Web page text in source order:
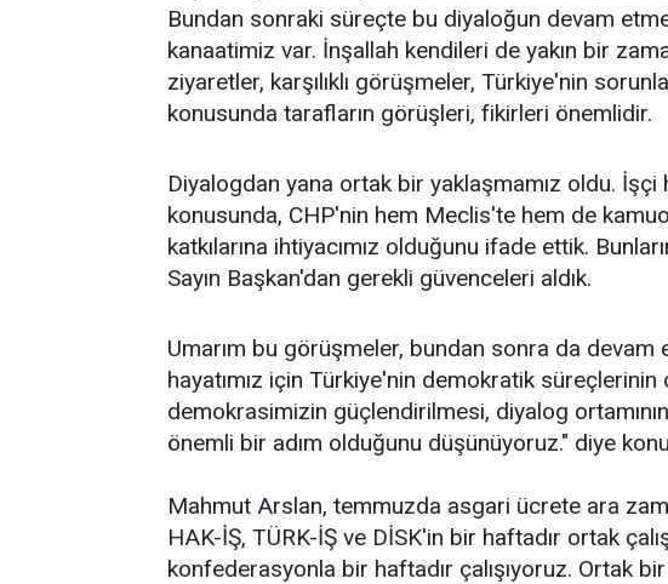
Bundan sonraki süreçte bu diyaloğun devam
kanaatimiz var. İnşallah kendileri de yakın bir
ziyaretler, karşılıklı görüşmeler, Türkiye'nin
konusunda tarafların görüşleri, fikirleri önemlidir.
Diyalogdan yana ortak bir yaklaşmamız oldu. İşçi
konusunda, CHP'nin hem Meclis'te hem de
katkılarına ihtiyacımız olduğunu ifade ettik.
Sayın Başkan'dan gerekli güvenceleri aldık.
Umarım bu görüşmeler, bundan sonra da devam
hayatımız için Türkiye'nin demokratik
demokrasimizin güçlendirilmesi, diyalog
önemli bir adım olduğunu düşünüyoruz." diye
Mahmut Arslan, temmuzda asgari ücrete ara
HAK-İŞ, TÜRK-İŞ ve DİSK'in bir haftadır ortak
konfederasyonla bir haftadır çalışıyoruz. Ortak bir